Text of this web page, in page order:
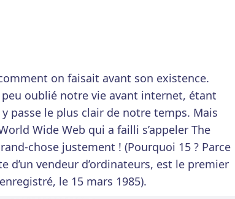
on faisait avant son existence.
peu oublié notre vie avant internet, étant
y passe le plus clair de notre temps. Mais
Wide Web qui a failli s’appeler The
chose justement ! (Pourquoi 15 ? Parce
d’un vendeur d’ordinateurs, est le premier
le 15 mars 1985).